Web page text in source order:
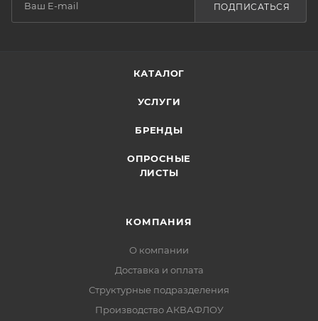
ПОДПИСАТЬСЯ
КАТАЛОГ
УСЛУГИ
БРЕНДЫ
ОПРОСНЫЕ
ЛИСТЫ
КОМПАНИЯ
О компании
Доставка и оплата
Структурные подразделения
Производство АКВАФЛОУ